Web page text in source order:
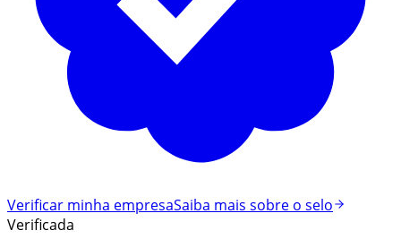
Verificar minha empresaSaiba mais sobre o selo
Verificada